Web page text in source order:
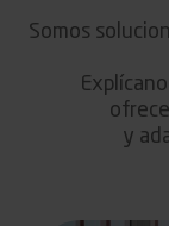
Somos
y